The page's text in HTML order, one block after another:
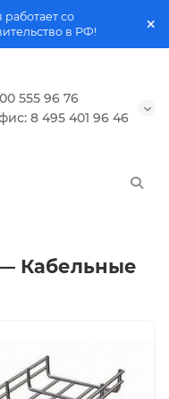
со
в РФ!
555 96 76
8 495 401 96 46
Кабельные